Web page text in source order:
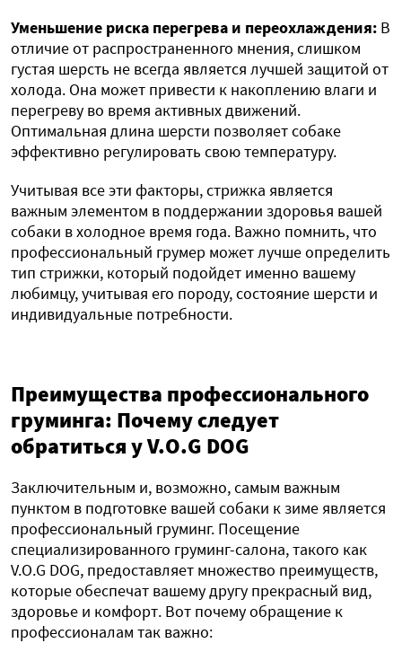
Уменьшение риска перегрева и переохлаждения: В
отличие от распространенного мнения, слишком
густая шерсть не всегда является лучшей защитой от
холода. Она может привести к накоплению влаги и
перегреву во время активных движений.
Оптимальная длина шерсти позволяет собаке
эффективно регулировать свою температуру.
Учитывая все эти факторы, стрижка является
важным элементом в поддержании здоровья вашей
собаки в холодное время года. Важно помнить, что
профессиональный грумер может лучше определить
тип стрижки, который подойдет именно вашему
любимцу, учитывая его породу, состояние шерсти и
индивидуальные потребности.
Преимущества профессионального
груминга: Почему следует
обратиться у V.O.G DOG
Заключительным и, возможно, самым важным
пунктом в подготовке вашей собаки к зиме является
профессиональный груминг. Посещение
специализированного груминг-салона, такого как
V.O.G DOG, предоставляет множество преимуществ,
которые обеспечат вашему другу прекрасный вид,
здоровье и комфорт. Вот почему обращение к
профессионалам так важно: